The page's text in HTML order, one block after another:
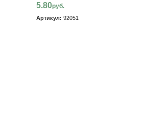
5.80руб.
Артикул: 92051